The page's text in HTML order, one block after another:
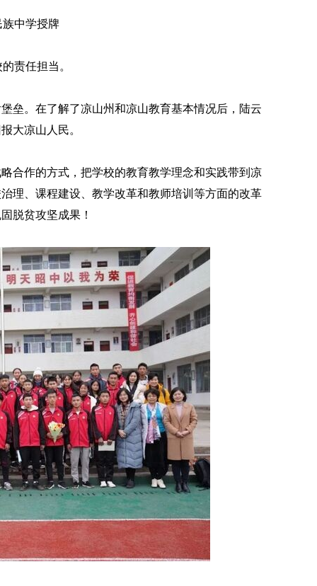
中学授牌
责任担当。
垒。在了解了凉山州和凉山教育基本情况后，陆云
大凉山人民。
合作的方式，把学校的教育教学理念和实践带到凉
理、课程建设、教学改革和教师培训等方面的改革
脱贫攻坚成果！